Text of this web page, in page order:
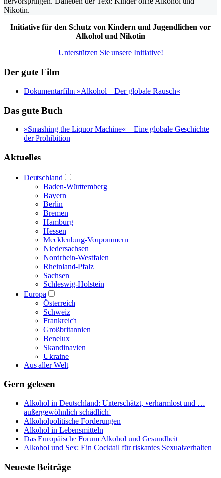
Initiative für den Schutz von Kindern und Jugendlichen vor
Alkohol und Nikotin
Unterstützen Sie unsere Initiative!
Der gute Film
Dokumentarfilm »Alkohol – Der globale Rausch«
Das gute Buch
»Smashing the Liquor Machine« ‒ Eine globale Geschichte
der Prohibition
Aktuelles
Deutschland
Baden-Württemberg
Bayern
Berlin
Bremen
Hamburg
Hessen
Mecklenburg-Vorpommern
Niedersachsen
Nordrhein-Westfalen
Rheinland-Pfalz
Sachsen
Schleswig-Holstein
Europa
Österreich
Schweiz
Frankreich
Großbritannien
Benelux
Skandinavien
Ukraine
Aus aller Welt
Gern gelesen
Alkohol in Deutschland: Unterschätzt, verharmlost und …
außergewöhnlich schädlich!
Alkoholpolitische Forderungen
Alkohol in Lebensmitteln
Das Europäische Forum Alkohol und Gesundheit
Alkohol und Sex: Ein Cocktail für riskantes Sexualverhalten
Neueste Beiträge